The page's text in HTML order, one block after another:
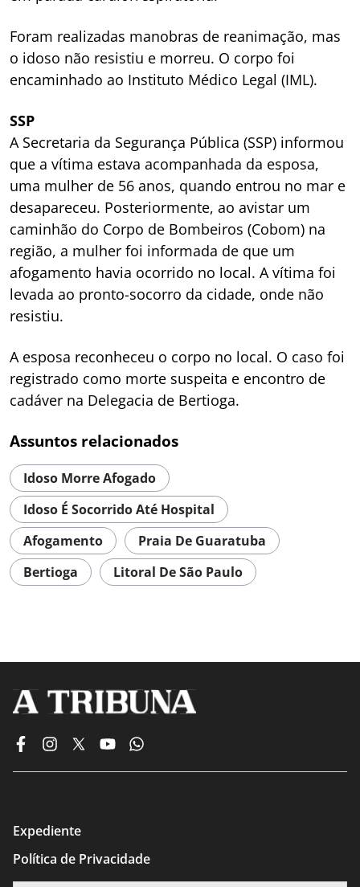
Foram realizadas manobras de reanimação, mas
o idoso não resistiu e morreu. O corpo foi
encaminhado ao Instituto Médico Legal (IML).
SSP
A Secretaria da Segurança Pública (SSP) informou
que a vítima estava acompanhada da esposa,
uma mulher de 56 anos, quando entrou no mar e
desapareceu. Posteriormente, ao avistar um
caminhão do Corpo de Bombeiros (Cobom) na
região, a mulher foi informada de que um
afogamento havia ocorrido no local. A vítima foi
levada ao pronto-socorro da cidade, onde não
resistiu.
A esposa reconheceu o corpo no local. O caso foi
registrado como morte suspeita e encontro de
cadáver na Delegacia de Bertioga.
Assuntos relacionados
Idoso Morre Afogado
Idoso É Socorrido Até Hospital
Afogamento
Praia De Guaratuba
Bertioga
Litoral De São Paulo
Expediente
Política de Privacidade